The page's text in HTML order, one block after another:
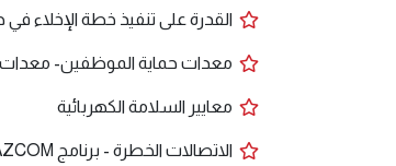
القدرة على تنفيذ خطة الإخلاء في
معدات حماية الموظفين- معدات
معايير السلامة الكهربائية
الاتصالات الخطرة - برنامج HAZCOM